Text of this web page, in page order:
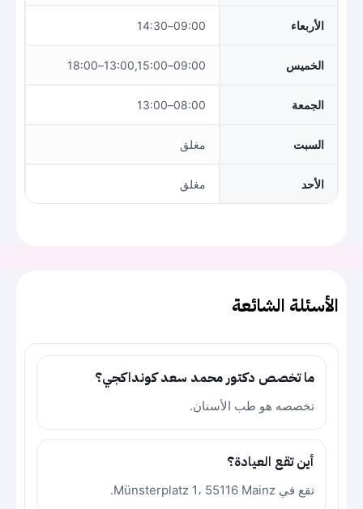
الأربعاء 09:00–14:30
الخميس 09:00–13:00,15:00–18:00
الجمعة 08:00–13:00
السبت مغلق
الأحد مغلق
الأسئلة الشائعة
ما تخصص دكتور محمد سعد كونداكجي؟
تخصصه هو طب الأسنان.
أين تقع العيادة؟
تقع في Münsterplatz 1، 55116 Mainz.